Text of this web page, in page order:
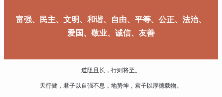
富强、民主、文明、和谐、自由、平等、公正、法治、
爱国、敬业、诚信、友善
道阻且长，行则将至。
天行健，君子以自强不息，地势坤，君子以厚德载物。